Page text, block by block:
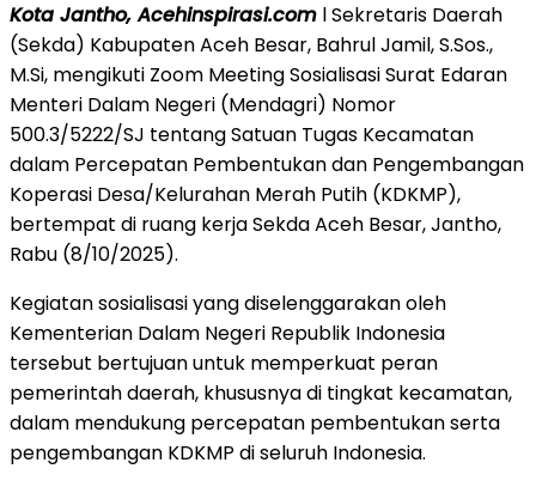
Kota Jantho, Acehinspirasi.com l Sekretaris Daerah
(Sekda) Kabupaten Aceh Besar, Bahrul Jamil, S.Sos.,
M.Si, mengikuti Zoom Meeting Sosialisasi Surat Edaran
Menteri Dalam Negeri (Mendagri) Nomor
500.3/5222/SJ tentang Satuan Tugas Kecamatan
dalam Percepatan Pembentukan dan Pengembangan
Koperasi Desa/Kelurahan Merah Putih (KDKMP),
bertempat di ruang kerja Sekda Aceh Besar, Jantho,
Rabu (8/10/2025).
Kegiatan sosialisasi yang diselenggarakan oleh
Kementerian Dalam Negeri Republik Indonesia
tersebut bertujuan untuk memperkuat peran
pemerintah daerah, khususnya di tingkat kecamatan,
dalam mendukung percepatan pembentukan serta
pengembangan KDKMP di seluruh Indonesia.